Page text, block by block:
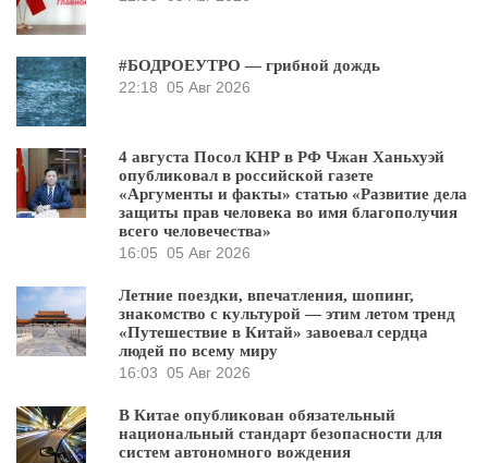
#БОДРОЕУТРО — грибной дождь
22:18 05 Авг 2026
4 августа Посол КНР в РФ Чжан Ханьхуэй
опубликовал в российской газете
«Аргументы и факты» статью «Развитие дела
защиты прав человека во имя благополучия
всего человечества»
16:05 05 Авг 2026
Летние поездки, впечатления, шопинг,
знакомство с культурой — этим летом тренд
«Путешествие в Китай» завоевал сердца
людей по всему миру
16:03 05 Авг 2026
В Китае опубликован обязательный
национальный стандарт безопасности для
систем автономного вождения